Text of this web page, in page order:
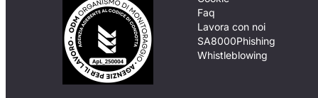
Faq
Lavora con noi
SA8000Phishing
Whistleblowing